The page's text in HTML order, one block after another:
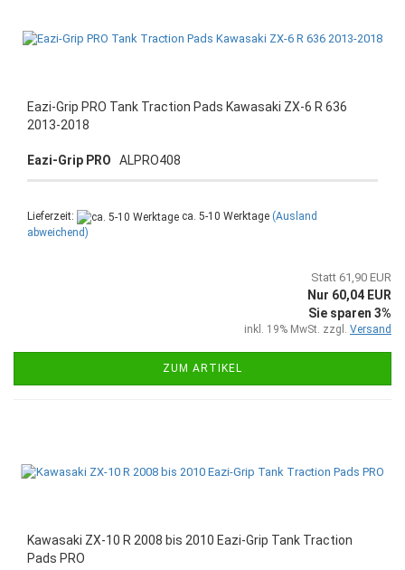
Eazi-Grip PRO Tank Traction Pads Kawasaki ZX-6 R 636
2013-2018
Eazi-Grip PRO ALPRO408
Lieferzeit: ca. 5-10 Werktage (Ausland
abweichend)
Statt 61,90 EUR
Nur 60,04 EUR
Sie sparen 3%
inkl. 19% MwSt. zzgl. Versand
ZUM ARTIKEL
Kawasaki ZX-10 R 2008 bis 2010 Eazi-Grip Tank Traction
Pads PRO